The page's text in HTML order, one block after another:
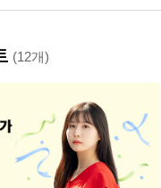
(12개)